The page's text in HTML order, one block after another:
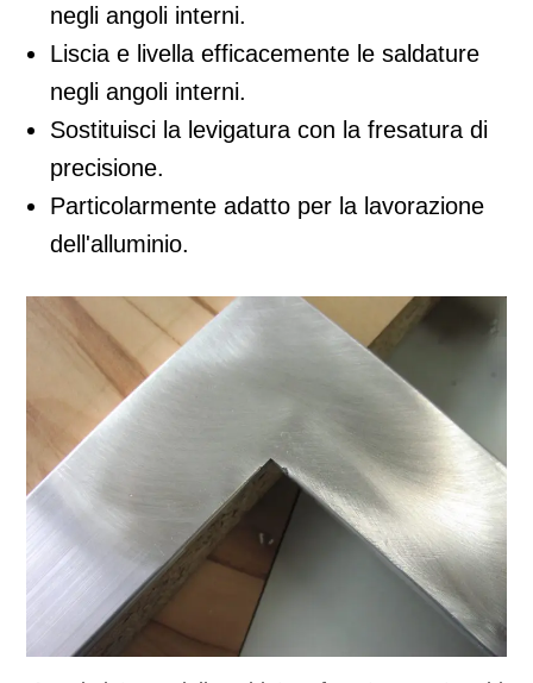
negli angoli interni.
Liscia e livella efficacemente le saldature
negli angoli interni.
Sostituisci la levigatura con la fresatura di
precisione.
Particolarmente adatto per la lavorazione
dell'alluminio.